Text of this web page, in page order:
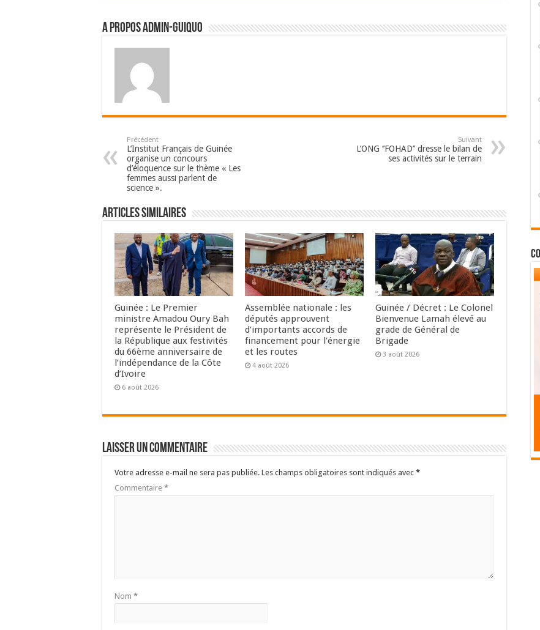
A propos admin-guiquo
Précédent
L’Institut Français de Guinée
organise un concours
d’éloquence sur le thème « Les
femmes aussi parlent de
science ».
Suivant
L’ONG ‘’FOHAD’’ dresse le bilan de
ses activités sur le terrain
Articles Similaires
Guinée : Le Premier
ministre Amadou Oury Bah
représente le Président de
la République aux festivités
du 66ème anniversaire de
l’indépendance de la Côte
d’Ivoire
6 août 2026
Assemblée nationale : les
députés approuvent
d’importants accords de
financement pour l’énergie
et les routes
4 août 2026
Guinée / Décret : Le Colonel
Bienvenue Lamah élevé au
grade de Général de
Brigade
3 août 2026
Laisser un commentaire
Votre adresse e-mail ne sera pas publiée. Les champs obligatoires sont indiqués avec *
Commentaire *
Nom *